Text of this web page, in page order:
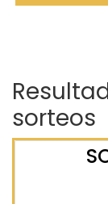
sorteos